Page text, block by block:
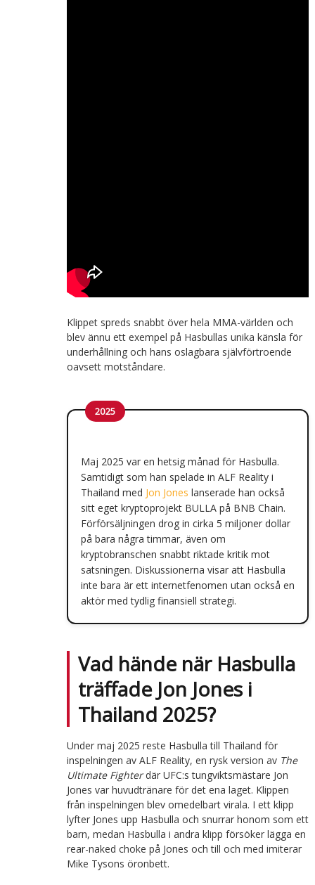
Klippet spreds snabbt över hela MMA-världen och
blev ännu ett exempel på Hasbullas unika känsla för
underhållning och hans oslagbara självförtroende
oavsett motståndare.
2025
Maj 2025 var en hetsig månad för Hasbulla.
Samtidigt som han spelade in ALF Reality i
Thailand med Jon Jones lanserade han också
sitt eget kryptoprojekt BULLA på BNB Chain.
Förförsäljningen drog in cirka 5 miljoner dollar
på bara några timmar, även om
kryptobranschen snabbt riktade kritik mot
satsningen. Diskussionerna visar att Hasbulla
inte bara är ett internetfenomen utan också en
aktör med tydlig finansiell strategi.
Vad hände när Hasbulla
träffade Jon Jones i
Thailand 2025?
Under maj 2025 reste Hasbulla till Thailand för
inspelningen av ALF Reality, en rysk version av The
Ultimate Fighterdär UFC:s tungviktsmästare Jon
Jones var huvudtränare för det ena laget. Klippen
från inspelningen blev omedelbart virala. I ett klipp
lyfter Jones upp Hasbulla och snurrar honom som ett
barn, medan Hasbulla i andra klipp försöker lägga en
rear-naked choke på Jones och till och med imiterar
Mike Tysons öronbett.